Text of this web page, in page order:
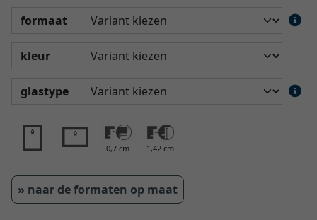
formaat
kleur
glastype
0,7 cm 1,42 cm
» naar de formaten op maat